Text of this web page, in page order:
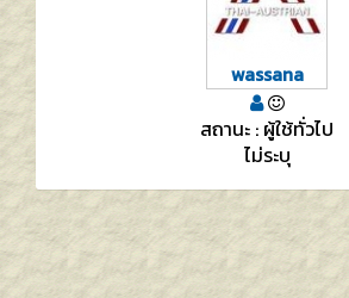
wassana
สถานะ : ผู้ใช้ทั่วไป
ไม่ระบุ